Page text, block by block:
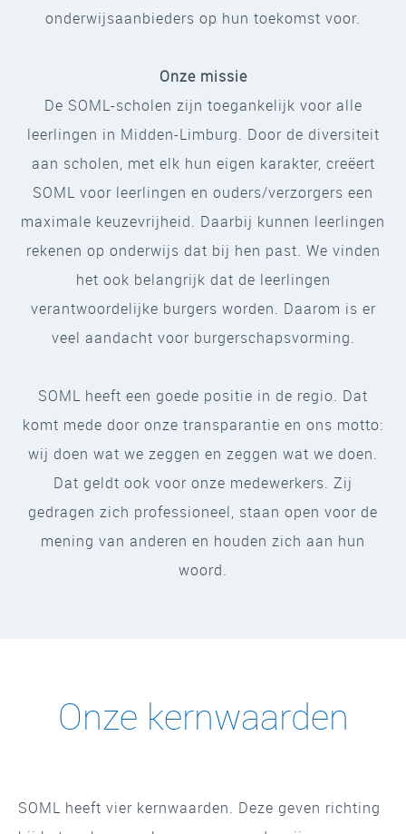
onderwijsaanbieders op hun toekomst voor.
Onze missie
De SOML-scholen zijn toegankelijk voor alle
leerlingen in Midden-Limburg. Door de diversiteit
aan scholen, met elk hun eigen karakter, creëert
SOML voor leerlingen en ouders/verzorgers een
maximale keuzevrijheid. Daarbij kunnen leerlingen
rekenen op onderwijs dat bij hen past. We vinden
het ook belangrijk dat de leerlingen
verantwoordelijke burgers worden. Daarom is er
veel aandacht voor burgerschapsvorming.
SOML heeft een goede positie in de regio. Dat
komt mede door onze transparantie en ons motto:
wij doen wat we zeggen en zeggen wat we doen.
Dat geldt ook voor onze medewerkers. Zij
gedragen zich professioneel, staan open voor de
mening van anderen en houden zich aan hun
woord.
Onze kernwaarden
SOML heeft vier kernwaarden. Deze geven richting